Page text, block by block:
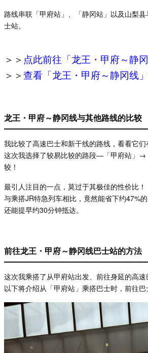
路线串联「甲府站」、「静冈站」以及山梨
士站。
＞＞ 点此前往「龙王・甲府～静
＞＞查看「龙王・甲府～静冈线
龙王・甲府～静冈线与其他路线的比较
我比较了高速巴士和新干线的路线，看看它们
这次我选择了较易比较的路段—「甲府站」→
较！
最引人注目的一点，莫过于其极佳的性价比！
与乘搭JR特急列车相比，竟然能省下约47%
还能提早约30分钟抵达。
前往龙王・甲府～静冈线巴士站的方法
这次我乘搭了从甲府站出发、前往身延的高速
以下将介绍从「甲府站」乘搭巴士时，前往巴